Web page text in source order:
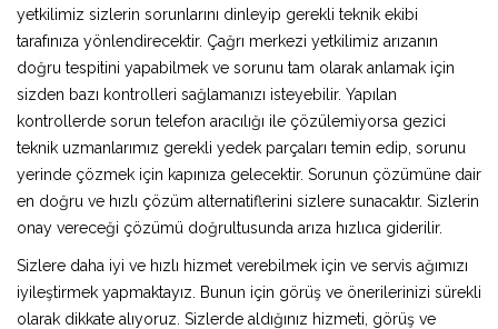
yetkilimiz sizlerin sorunlarını dinleyip gerekli teknik ekibi
tarafınıza yönlendirecektir. Çağrı merkezi yetkilimiz arızanın
doğru tespitini yapabilmek ve sorunu tam olarak anlamak için
sizden bazı kontrolleri sağlamanızı isteyebilir. Yapılan
kontrollerde sorun telefon aracılığı ile çözülemiyorsa gezici
teknik uzmanlarımız gerekli yedek parçaları temin edip, sorunu
yerinde çözmek için kapınıza gelecektir. Sorunun çözümüne dair
en doğru ve hızlı çözüm alternatiflerini sizlere sunacaktır. Sizlerin
onay vereceği çözümü doğrultusunda arıza hızlıca giderilir.
Sizlere daha iyi ve hızlı hizmet verebilmek için ve servis ağımızı
iyileştirmek yapmaktayız. Bunun için görüş ve önerilerinizi sürekli
olarak dikkate alıyoruz. Sizlerde aldığınız hizmeti, görüş ve